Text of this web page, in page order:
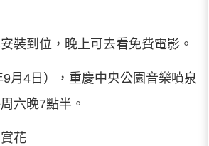
裝到位，晚上可去看免費電影。
月4日），重慶中央公園音樂噴泉
六晚7點半。
花